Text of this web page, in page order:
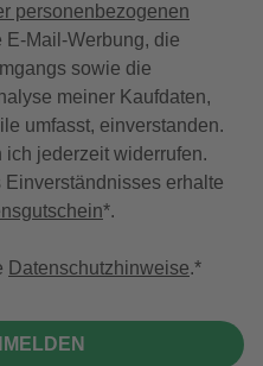
personenbezogenen
E-Mail-Werbung, die
sowie die
meiner Kaufdaten,
umfasst, einverstanden.
jederzeit widerrufen.
erhalte
*.
Datenschutzhinweise.